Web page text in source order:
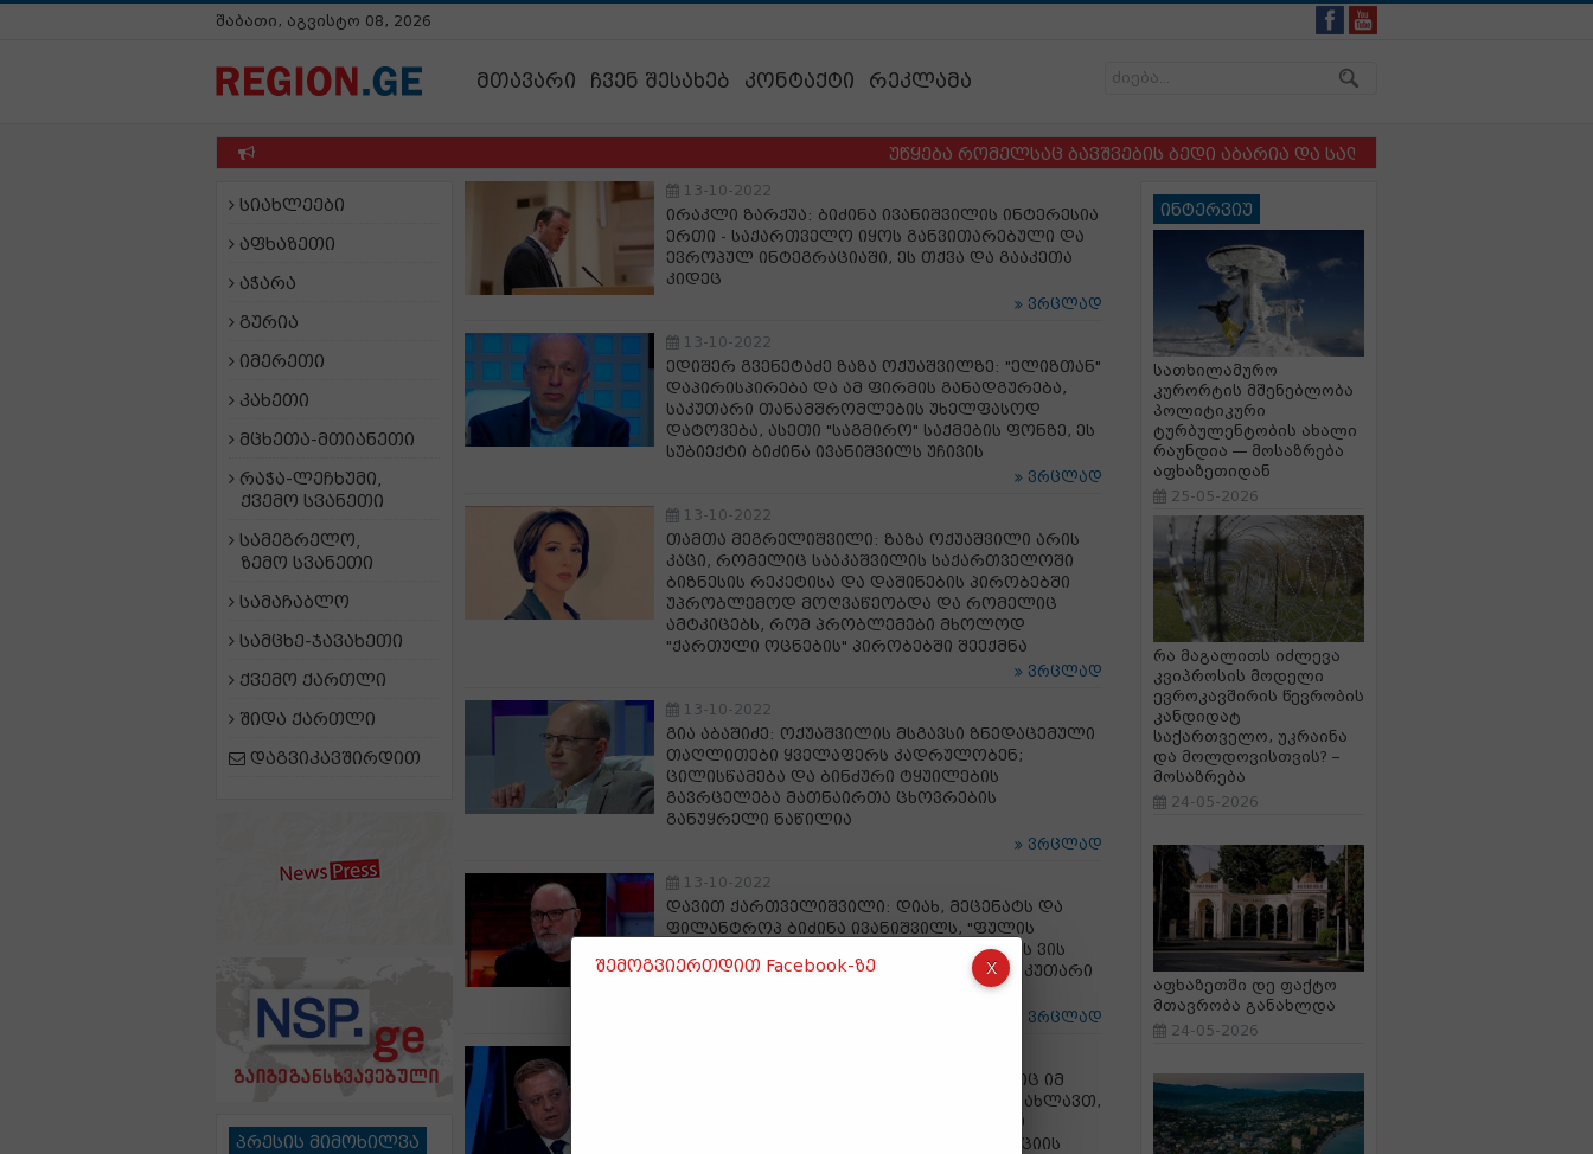
შაბათი, აგვისტო 08, 2026
მთავარი ჩვენ შესახებ კონტაქტი რეკლამა
უწყება რომელსაც ბავშვების ბედი აბარია და სადაც ბავშვსა და ძაღლს
სიახლეები
აფხაზეთი
აჭარა
გურია
იმერეთი
კახეთი
მცხეთა-მთიანეთი
რაჭა-ლეჩხუმი,
ქვემო სვანეთი
სამეგრელო,
ზემო სვანეთი
სამაჩაბლო
სამცხე-ჯავახეთი
ქვემო ქართლი
შიდა ქართლი
დაგვიკავშირდით
პრესის მიმოხილვა
13-10-2022
ირაკლი ზარქუა: ბიძინა ივანიშვილის ინტერესია
ერთი - საქართველო იყოს განვითარებული და
ევროპულ ინტეგრაციაში, ეს თქვა და გააკეთა
კიდეც
ვრცლად
13-10-2022
ედიშერ გვენეტაძე ზაზა ოქუაშვილზე: "ელიზთან"
დაპირისპირება და ამ ფირმის განადგურება,
საკუთარი თანამშრომლების უხელფასოდ
დატოვება, ასეთი "საგმირო" საქმების ფონზე, ეს
სუბიექტი ბიძინა ივანიშვილს უჩივის
ვრცლად
13-10-2022
თამთა მეგრელიშვილი: ზაზა ოქუაშვილი არის
კაცი, რომელიც სააკაშვილის საქართველოში
ბიზნესის რეკეტისა და დაშინების პირობებში
უპრობლემოდ მოღვაწეობდა და რომელიც
ამტკიცებს, რომ პრობლემები მხოლოდ
"ქართული ოცნების" პირობებში შეექმნა
ვრცლად
13-10-2022
გია აბაშიძე: ოქუაშვილის მსგავსი ზნედაცემული
თაღლითები ყველაფერს კადრულობენ;
ცილისწამება და ბინძური ტყუილების
გავრცელება მათნაირთა ცხოვრების
განუყრელი ნაწილია
ვრცლად
13-10-2022
დავით ქართველიშვილი: დიახ, მეცენატს და
ფილანტროპ ბიძინა ივანიშვილს, "ფულის
გამოძალვაში" ის ზაზა ოქუაშვილი უჩივის ვის
მიმართაც მოსარჩელე თავის დროზე საკუთარი
ვრცლად
ლევან ნიკოლეიშვილი: ზაზა ოქუაშვილიც იმ
საერთო სცენარის ერთ-ერთი აქტორი გახლავთ,
ვინც ბიძინა ივანიშვილს ებრძვის, უფრო
სწორედ, სურს მის სახელისა და რეპუტაციის
ინტერვიუ
სათხილამურო
კურორტის მშენებლობა
პოლიტიკური
ტურბულენტობის ახალი
რაუნდია — მოსაზრება
აფხაზეთიდან
25-05-2026
რა მაგალითს იძლევა
კვიპროსის მოდელი
ევროკავშირის წევრობის
კანდიდატ
საქართველო, უკრაინა
და მოლდოვისთვის? –
მოსაზრება
24-05-2026
აფხაზეთში დე ფაქტო
მთავრობა განახლდა
24-05-2026
შემოგვიერთდით Facebook-ზე